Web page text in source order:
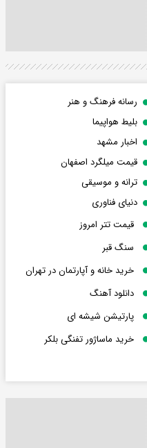
رسانه فرهنگ و هنر
بلیط هواپیما
اخبار مشهد
قیمت میلگرد اصفهان
ترانه و موسیقی
دنیای فناوری
قیمت تتر امروز
سنگ قبر
خرید خانه و آپارتمان در تهران
دانلود آهنگ
پارتیشن شیشه ای
خرید ماساژور تفنگی بلکر